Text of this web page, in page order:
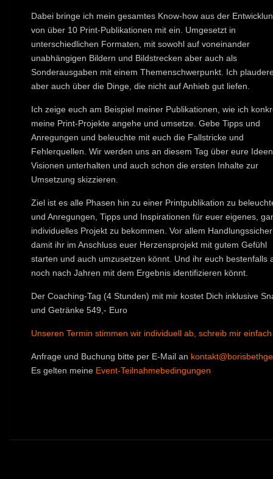
Dabei bringe ich mein gesamtes Know-how aus der
von über 10 Print-Publikationen mit ein. Umgesetzt in
unterschiedlichen Formaten, mit sowohl auf voneinander
unabhängigen Bildern und Bildstrecken aber auch als
Sonderausgaben mit einem Themenschwerpunkt. Ich
aber auch über die Dinge, die nicht auf Anhieb gut liefen.
Ich zeige euch am Beispiel meiner Publikationen, wie ich
meine Print-Projekte angehe und umsetze. Gebe Tipps und
Anregungen und beleuchte mit euch die Fallstricke und
Fehlerquellen. Wir werden uns an diesem Tag über eure
Visionen unterhalten und auch schon die ersten Inhalte zur
Umsetzung skizzieren.
Ziel ist es alle Phasen hin zu einer Printpublikation zu
und Anregungen, Tipps und Inspirationen für euer eigenes,
individuelles Projekt zu bekommen. Vor allem
damit ihr im Anschluss euer Herzensprojekt mit gutem Gefühl
starten und auch umzusetzen könnt. Und ihr euch bestenfalls
noch nach Jahren mit dem Ergebnis identifizieren könnt.
Der Coaching-Tag (4 Stunden) mit mir kostet Dich inklusive
und Getränke 549,- Euro
Unseren Termin stimmen wir individuell ab, schreib mir einfach
Anfrage und Buchung bitte per E-Mail an
Es gelten meine Event-Teilnahmebedingungen